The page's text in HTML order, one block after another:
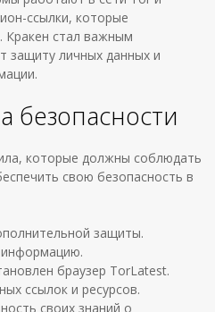
ссылки, которые
Кракен стал важным
защиту личных данных и
которые должны соблюдать
свою безопасность в
защиты.
браузер TorLatest.
ссылок и ресурсов.
своих знаний о